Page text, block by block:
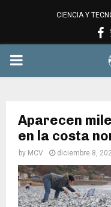
CIENCIA Y
PRIMARY
Aparecen
en la costa
by MCV diciembre 8,